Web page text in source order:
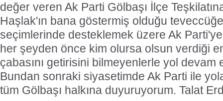
değer veren Ak Parti Gölbaşı İlçe
Haşlak'ın bana göstermiş olduğu
seçimlerinde desteklemek üzere Ak Parti'ye
her şeyden önce kim olursa olsun verdiği
çabasını getirisini bilmeyenlerle yol devam
Bundan sonraki siyasetimde Ak Parti ile
tüm Gölbaşı halkına duyuruyorum. Talat